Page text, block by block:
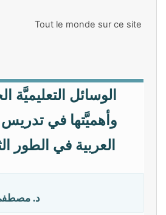
Tout le monde sur ce site
الوسائل التعليميَّة
وأهميَّتها في تدريس
العربية في الطور
د.